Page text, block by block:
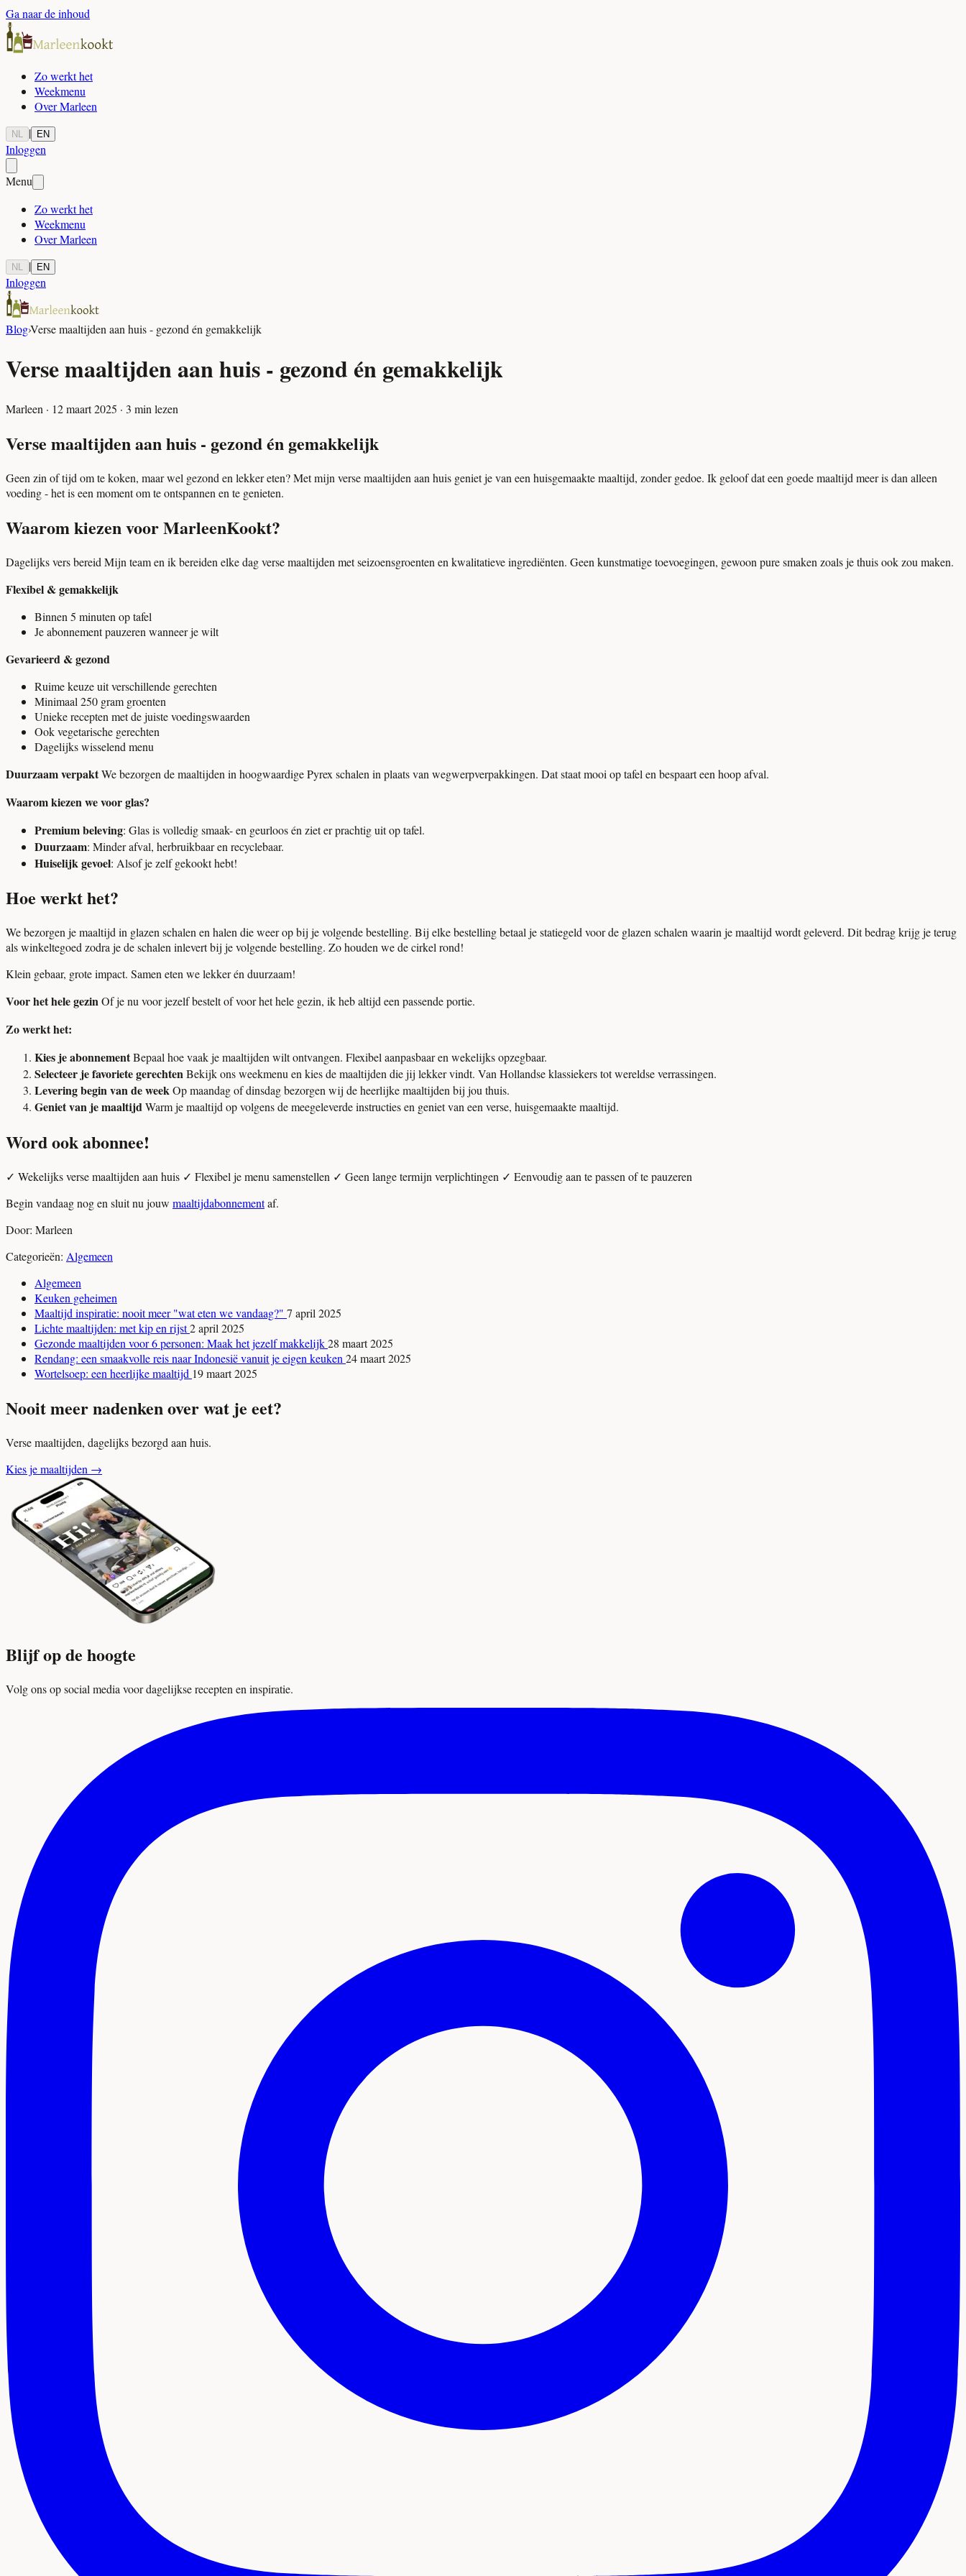
Ga naar de inhoud
Zo werkt het
Weekmenu
Over Marleen
NL | EN
Inloggen
Menu
Zo werkt het
Weekmenu
Over Marleen
NL | EN
Inloggen
Blog›Verse maaltijden aan huis - gezond én gemakkelijk
Verse maaltijden aan huis - gezond én gemakkelijk
Marleen · 12 maart 2025 · 3 min lezen
Verse maaltijden aan huis - gezond én gemakkelijk
Geen zin of tijd om te koken, maar wel gezond en lekker eten? Met mijn verse maaltijden aan huis geniet je van een huisgemaakte maaltijd, zonder gedoe. Ik geloof dat een goede maaltijd meer is dan alleen
voeding - het is een moment om te ontspannen en te genieten.
Waarom kiezen voor MarleenKookt?
Dagelijks vers bereid Mijn team en ik bereiden elke dag verse maaltijden met seizoensgroenten en kwalitatieve ingrediënten. Geen kunstmatige toevoegingen, gewoon pure smaken zoals je thuis ook zou maken.
Flexibel & gemakkelijk
Binnen 5 minuten op tafel
Je abonnement pauzeren wanneer je wilt
Gevarieerd & gezond
Ruime keuze uit verschillende gerechten
Minimaal 250 gram groenten
Unieke recepten met de juiste voedingswaarden
Ook vegetarische gerechten
Dagelijks wisselend menu
Duurzaam verpaktWe bezorgen de maaltijden in hoogwaardige Pyrex schalen in plaats van wegwerpverpakkingen. Dat staat mooi op tafel en bespaart een hoop afval.
Waarom kiezen we voor glas?
Premium beleving: Glas is volledig smaak- en geurloos én ziet er prachtig uit op tafel.
Duurzaam: Minder afval, herbruikbaar en recyclebaar.
Huiselijk gevoel: Alsof je zelf gekookt hebt!
Hoe werkt het?
We bezorgen je maaltijd in glazen schalen en halen die weer op bij je volgende bestelling. Bij elke bestelling betaal je statiegeld voor de glazen schalen waarin je maaltijd wordt geleverd. Dit bedrag krijg je terug
als winkeltegoed zodra je de schalen inlevert bij je volgende bestelling. Zo houden we de cirkel rond!
Klein gebaar, grote impact. Samen eten we lekker én duurzaam!
Voor het hele gezinOf je nu voor jezelf bestelt of voor het hele gezin, ik heb altijd een passende portie.
Zo werkt het:
Kies je abonnementBepaal hoe vaak je maaltijden wilt ontvangen. Flexibel aanpasbaar en wekelijks opzegbaar.
Selecteer je favoriete gerechtenBekijk ons weekmenu en kies de maaltijden die jij lekker vindt. Van Hollandse klassiekers tot wereldse verrassingen.
Levering begin van de weekOp maandag of dinsdag bezorgen wij de heerlijke maaltijden bij jou thuis.
Geniet van je maaltijdWarm je maaltijd op volgens de meegeleverde instructies en geniet van een verse, huisgemaakte maaltijd.
Word ook abonnee!
✓ Wekelijks verse maaltijden aan huis ✓ Flexibel je menu samenstellen ✓ Geen lange termijn verplichtingen ✓ Eenvoudig aan te passen of te pauzeren
Begin vandaag nog en sluit nu jouw maaltijdabonnementaf.
Door: Marleen
Categorieën: Algemeen
Algemeen
Keuken geheimen
Maaltijd inspiratie: nooit meer "wat eten we vandaag?" 7 april 2025
Lichte maaltijden: met kip en rijst2 april 2025
Gezonde maaltijden voor 6 personen: Maak het jezelf makkelijk28 maart 2025
Rendang: een smaakvolle reis naar Indonesië vanuit je eigen keuken 24 maart 2025
Wortelsoep: een heerlijke maaltijd 19 maart 2025
Nooit meer nadenken over wat je eet?
Verse maaltijden, dagelijks bezorgd aan huis.
Kies je maaltijden →
Blijf op de hoogte
Volg ons op social media voor dagelijkse recepten en inspiratie.